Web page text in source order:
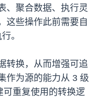
、聚合数据、执行灵
这些操作此前需要自
。
转换，从而增强可追
作为源的能力从 3 级
重复使用的转换逻